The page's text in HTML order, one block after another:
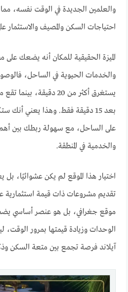
والعلمين الجديدة في الوقت نفسه،
احتياجات السكن والمصيف والاستثمار
الميزة الحقيقية للمكان أنه يضعك على
والخدمات الحيوية في الساحل،
يستغرق أكثر من 20 دقيقة،
بعد 15 دقيقة فقط. وهذا يعني
على الساحل، مع سهولة ربطك بين
والخدمية في المنطقة.
اختيار هذا الموقع لم يكن عشوائيًا،
تقديم مشروعات ذات قيمة استثمارية
موقع جغرافي، بل هو عنصر أساسي
الوحدات وزيادة قيمتها بمرور الوقت،
آيلاند فرصة تجمع بين متعة السكن